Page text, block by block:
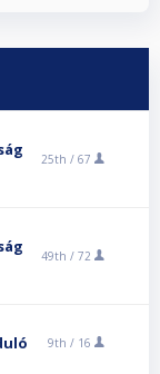
25th / 67
49th / 72
9th / 16